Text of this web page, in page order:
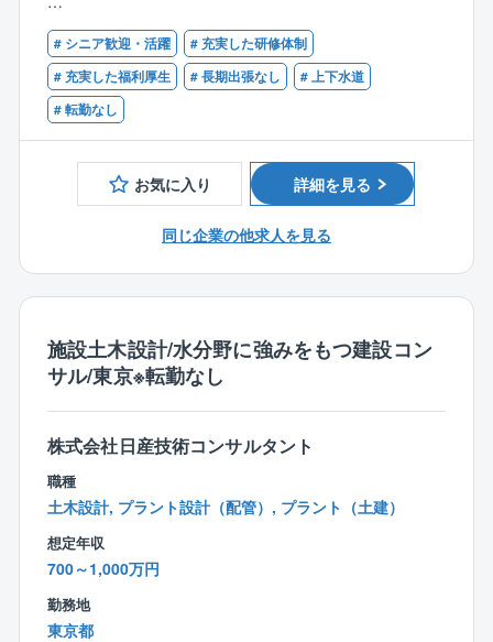
できる
・配管だけでなく機器設計にも携わり、エンジニアと
しての技術領域を広げることができる
・現場確認を通じて、自ら設計した設備が形になる過
程を実感できる
・経験豊富な先輩社員から実務ノウハウを学び、将来
的に案件の中核を担う配管設計者を目指せる
て、継続的に知見を広げることができる
・化学・医薬分野を中心とした製造プラントを支える
重要なプロジェクトに携われる
※経験に応じて、設計の補助的作業から主導的に発注者
との折衝により
業務を進める主担当者としてお任せいたします。
【同社の魅力】
■求められる技術力の高さ
同社の担当する案件は、土木、建築、機械、電気の複
また、同領域は一般土木と比べると競合他社が少なく
■担当領域
計画・調査から設計、工事管理、竣工後の維持管理支
援まで、すべてを一気通貫で担当します。
建築物が建つ前から建った後まで、長く携わることが
できるため、案件が途切れることがございません。
携われる領域も広く、ご自身の適性に応じたポジショ
ンでの活躍が可能です。
■好待遇
同社はスキルが高ければ高いほど高年収を獲得する機
会が多くございます。
【歓迎】
以下いずれかの資格をお持ちの方
■RCCM(下水道)
■技術士(上下水道部門：下水道)
# シニア歓迎・活躍
# 充実した研修体制
# 充実した福利厚生
# 長期出張なし
# 上下水道
# 転勤なし
お気に入り 詳細を見る
同じ企業の他求人を見る
施設土木設計/水分野に強みをもつ建設コン
サル/東京※転勤なし
株式会社日産技術コンサルタント
職種
土木設計, プラント設計（配管）, プラント（土建）
想定年収
700～1,000万円
勤務地
東京都